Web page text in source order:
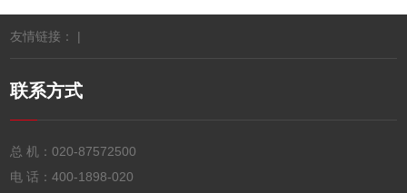
友情链接： |
联系方式
总 机：020-87572500
电 话：400-1898-020